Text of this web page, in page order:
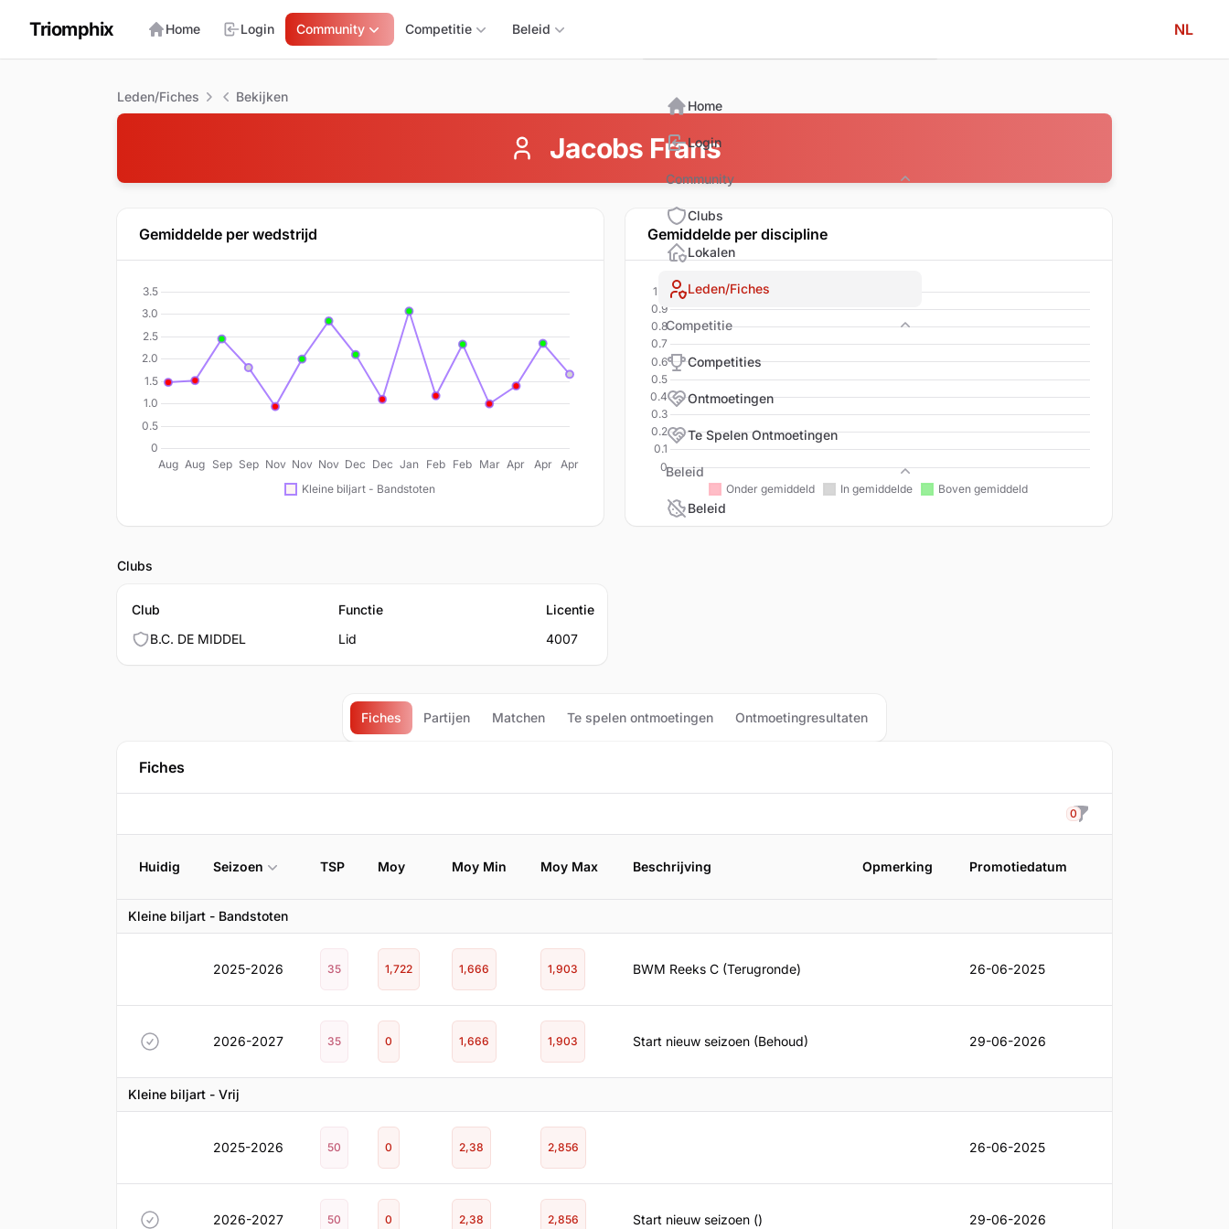
Triomphix Home Login Community Competitie Beleid NL
Leden/Fiches Bekijken
Jacobs Frans
Gemiddelde per wedstrijd Gemiddelde per discipline
Clubs
Club
B.C. DE MIDDEL
Functie
Lid
Licentie
4007
Fiches Partijen Matchen Te spelen ontmoetingen Ontmoetingresultaten
Fiches
Filteren
0
Huidig Seizoen TSP Moy Moy Min Moy Max Beschrijving Opmerking Promotiedatum
Kleine biljart - Bandstoten
2025-2026 35 1,722 1,666 1,903 BWM Reeks C (Terugronde) 26-06-2025
2026-2027 35 0 1,666 1,903 Start nieuw seizoen (Behoud) 29-06-2026
Kleine biljart - Vrij
2025-2026 50 0 2,38 2,856 26-06-2025
2026-2027 50 0 2,38 2,856 Start nieuw seizoen () 29-06-2026
Home
Login
Community
Community
Clubs
Lokalen
Leden/Fiches
Competitie
Competities
Ontmoetingen
Te Spelen Ontmoetingen
Beleid
Beleid
Beleid